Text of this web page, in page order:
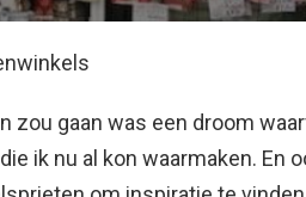
zou gaan was een droom
ik nu al kon waarmaken. En